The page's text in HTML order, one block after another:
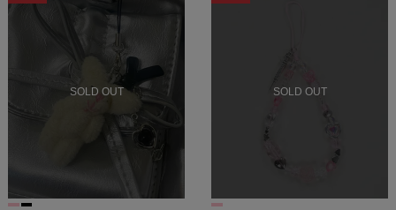
SOLD OUT SOLD OUT